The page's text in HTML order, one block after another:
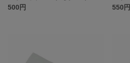
500円
550円